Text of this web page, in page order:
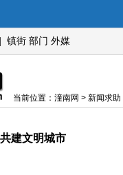
镇街 部门 外媒
当前位置：潼南网 > 新闻求助
建文明城市